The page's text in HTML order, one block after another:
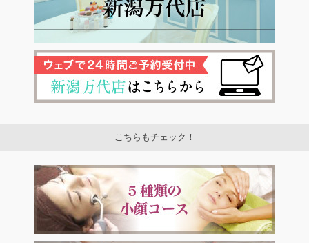
こちらもチェック！